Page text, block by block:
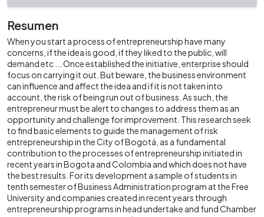
Resumen
When you start a process of entrepreneurship have many
concerns, if the idea is good, if they liked to the public, will
demand etc ... Once established the initiative, enterprise should
focus on carrying it out. But beware, the business environment
can influence and affect the idea and if it is not taken into
account, the risk of being run out of business. As such, the
entrepreneur must be alert to changes to address them as an
opportunity and challenge for improvement. This research seek
to find basic elements to guide the management of risk
entrepreneurship in the City of Bogotá, as a fundamental
contribution to the processes of entrepreneurship initiated in
recent years in Bogota and Colombia and which does not have
the best results. For its development a sample of students in
tenth semester of Business Administration program at the Free
University and companies created in recent years through
entrepreneurship programs in head undertake and fund Chamber